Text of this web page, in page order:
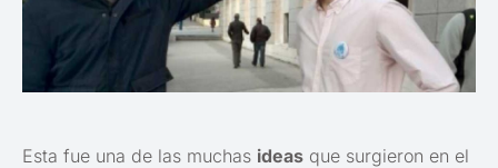
Esta fue una de las muchas ideas que surgieron en el